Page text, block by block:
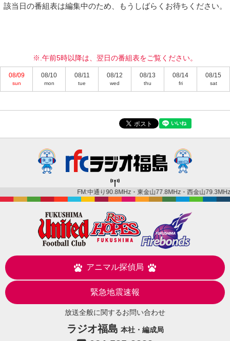
該当日の番組表は編集中のため、もうしばらくお待ちください。
※.午前5時以降は、翌日の番組表をご覧ください。
08/09
sun
08/10
mon
08/11
tue
08/12
wed
08/13
thu
08/14
fri
08/15
sat
FM:中通り90.8MHz・東金山77.8MHz・西金山
アニマル探偵局
緊急地震速報
放送全般に関するお問い合わせ
ラジオ福島 本社・編成局